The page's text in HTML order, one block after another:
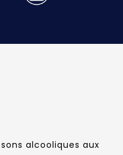
alcooliques aux